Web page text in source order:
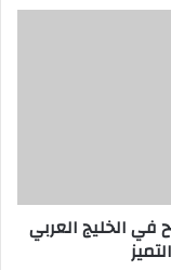
من النجاح في الخليج العربي